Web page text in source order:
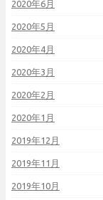
2020年6月
2020年5月
2020年4月
2020年3月
2020年2月
2020年1月
2019年12月
2019年11月
2019年10月